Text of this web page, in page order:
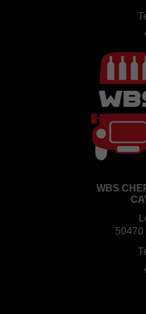
WBS
50470